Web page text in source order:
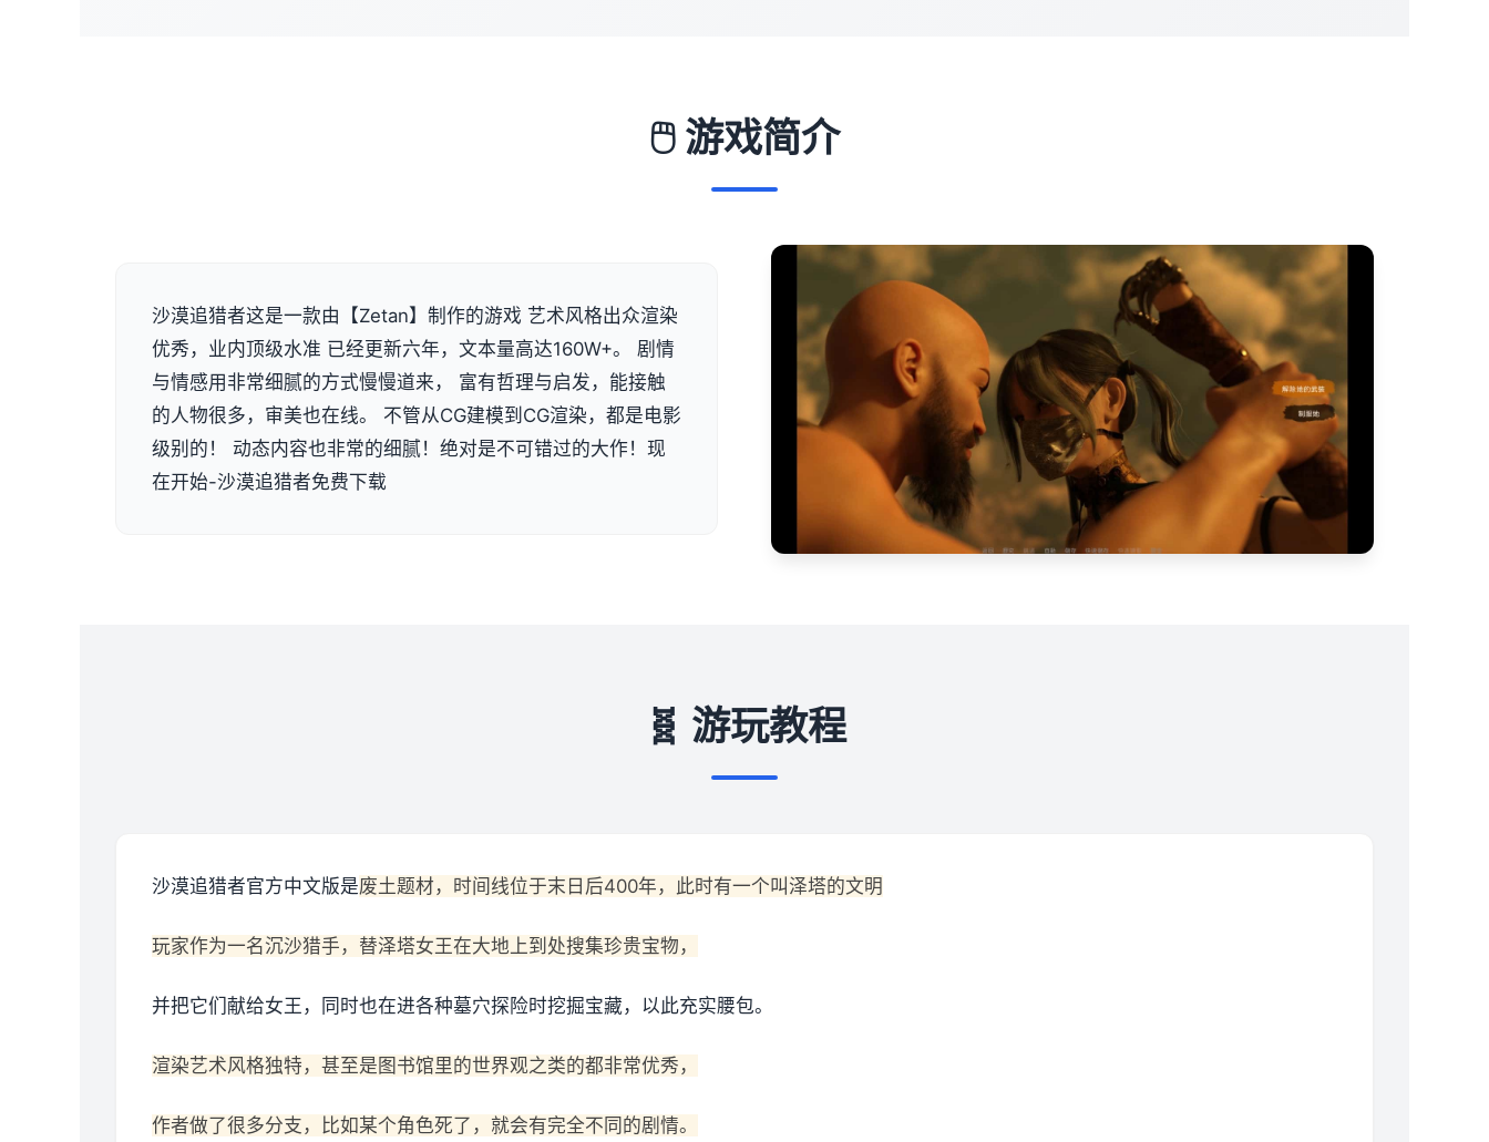
🖱️ 游戏简介
沙漠追猎者这是一款由【Zetan】制作的游戏 艺术风格出众渲染
优秀，业内顶级水准 已经更新六年，文本量高达160W+。 剧情
与情感用非常细腻的方式慢慢道来， 富有哲理与启发，能接触
的人物很多，审美也在线。 不管从CG建模到CG渲染，都是电影
级别的！ 动态内容也非常的细腻！绝对是不可错过的大作！现
在开始-沙漠追猎者免费下载
🧬 游玩教程
沙漠追猎者官方中文版是废土题材，时间线位于末日后400年，此时有一个叫泽塔的文明
玩家作为一名沉沙猎手，替泽塔女王在大地上到处搜集珍贵宝物，
并把它们献给女王，同时也在进各种墓穴探险时挖掘宝藏，以此充实腰包。
渲染艺术风格独特，甚至是图书馆里的世界观之类的都非常优秀，
作者做了很多分支，比如某个角色死了，就会有完全不同的剧情。